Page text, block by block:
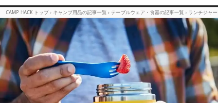
CAMP HACK トップ › キャンプ用品の記事一覧 › テーブルウェア・食器の記事一覧 › ランチジャ